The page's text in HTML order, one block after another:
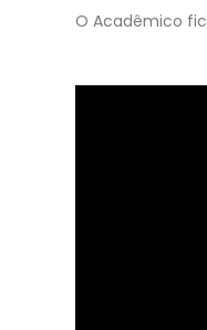
O Acadêmico